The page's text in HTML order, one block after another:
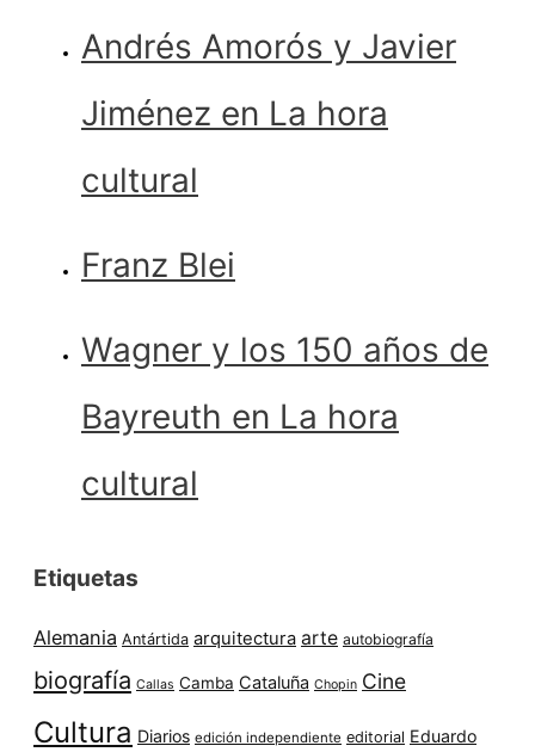
Andrés Amorós y Javier
Jiménez en La hora
cultural
Franz Blei
Wagner y los 150 años de
Bayreuth en La hora
cultural
Etiquetas
Alemania Antártida arquitectura arte autobiografía
biografía Callas Camba Cataluña Chopin Cine
Cultura Diarios edición independiente editorial Eduardo